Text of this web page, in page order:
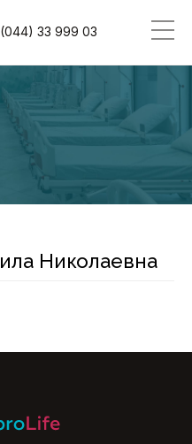
33 999 03
Николаевна